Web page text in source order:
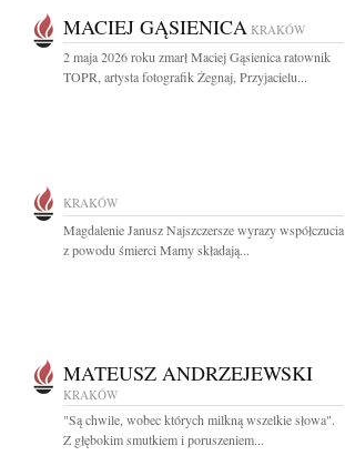
MACIEJ GĄSIENICA KRAKÓW
2 maja 2026 roku zmarł Maciej Gąsienica ratownik
TOPR, artysta fotografik Żegnaj, Przyjacielu...
KRAKÓW
Magdalenie Janusz Najszczersze wyrazy współczucia
z powodu śmierci Mamy składają...
MATEUSZ ANDRZEJEWSKI
KRAKÓW
"Są chwile, wobec których milkną wszelkie słowa".
Z głębokim smutkiem i poruszeniem...